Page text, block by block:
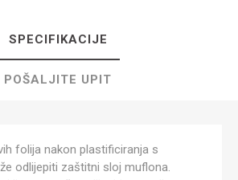
SPECIFIKACIJE
POŠALJITE UPIT
folija nakon plastificiranja s
odlijepiti zaštitni sloj muflona.